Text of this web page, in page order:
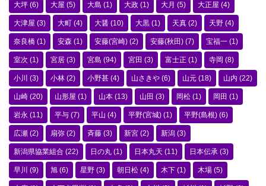
大坪 (6) 大屋 (5) 大島 (1) 大政 (1) 大月 (5) 大正屋 (4)
大津屋 (3) 大町 (4) 大醤 (10) 大黒 (1) 天真 (2) 天野 (4)
奈良橋 (1) 安森 (1) 安藤(宮崎) (2) 安藤(秋田) (7) 宝福一 (1)
室次 (1) 宮居 (3) 宮島 (94) 宮田 (3) 富士正 (1) 寺岡 (8)
小川 (3) 小林 (2) 小野甚 (4) 山さきや (6) 山元 (18) 山内 (22)
山崎 (20) 山形屋 (1) 山本 (13) 山田 (3) 岡松 (1) 岡田 (1)
岩永 (11) 平与 (7) 平山 (4) 平野(宮城) (1) 平野(島根) (6)
広瀬 (2) 扇弥 (2) 斉藤 (3) 新宮 (2) 新潟 (3)
新潟県協業組合 (22) 日の丸 (1) 日本丸天 (11) 日本伝承 (3)
早川 (9) 旭 (6) 星野 (3) 朝日松 (4) 木下 (1) 木場 (5)